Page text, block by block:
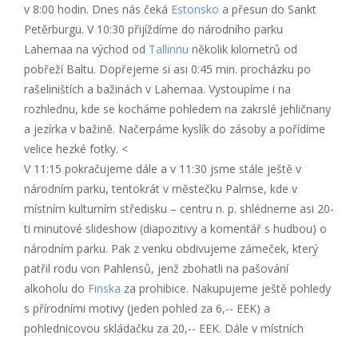
v 8:00 hodin. Dnes nás čeká Estonsko a přesun do Sankt
Petěrburgu. V 10:30 přijíždíme do národního parku
Lahemaa na východ od Tallinnu několik kilometrů od
pobřeží Baltu. Dopřejeme si asi 0:45 min. procházku po
rašeliništích a bažinách v Lahemaa. Vystoupíme i na
rozhlednu, kde se kocháme pohledem na zakrslé jehličnany
a jezírka v bažině. Načerpáme kyslík do zásoby a pořídíme
velice hezké fotky. <
V 11:15 pokračujeme dále a v 11:30 jsme stále ještě v
národním parku, tentokrát v městečku Palmse, kde v
místním kulturním středisku – centru n. p. shlédneme asi 20-
ti minutové slideshow (diapozitivy a komentář s hudbou) o
národním parku. Pak z venku obdivujeme zámeček, který
patřil rodu von Pahlensů, jenž zbohatli na pašování
alkoholu do Finska za prohibice. Nakupujeme ještě pohledy
s přírodními motivy (jeden pohled za 6,-- EEK) a
pohlednicovou skládačku za 20,-- EEK. Dále v místních